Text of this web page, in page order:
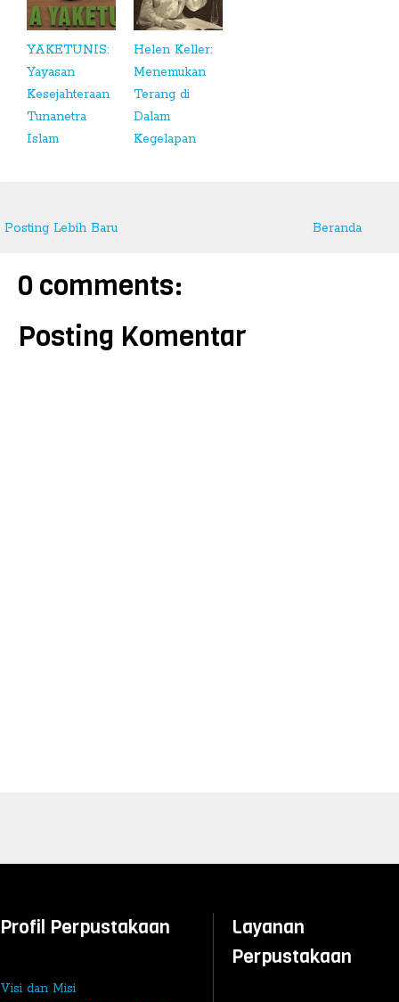
YAKETUNIS:
Yayasan
Kesejahteraan
Tunanetra
Islam
Helen Keller:
Menemukan
Terang di
Dalam
Kegelapan
Posting Lebih Baru Beranda
0 comments:
Posting Komentar
Profil Perpustakaan
Visi dan Misi
Layanan
Perpustakaan